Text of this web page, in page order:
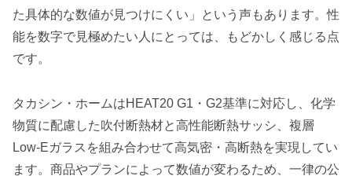
た具体的な数値が見つけにくい」という声もあります。性
能を数字で見極めたい人にとっては、もどかしく感じる点
です。
タカシン・ホームはHEAT20 G1・G2基準に対応し、化学
物質に配慮した吹付断熱材と高性能断熱サッシ、複層
Low-Eガラスを組み合わせて高気密・高断熱を実現してい
ます。商品やプランによって数値が変わるため、一律の公